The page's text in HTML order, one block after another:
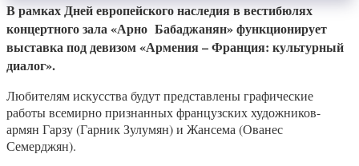
В рамках Дней европейского наследия в вестибюлях
концертного зала «Арно Бабаджанян» функционирует
выставка под девизом «Армения – Франция: культурный
диалог».
Любителям искусства будут представлены графические
работы всемирно признанных французских художников-
армян Гарзу (Гарник Зулумян) и Жансема (Ованес
Семерджян).